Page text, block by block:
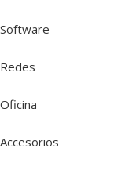
Software
Redes
Oficina
Accesorios